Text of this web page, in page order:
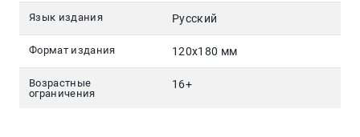
Язык издания Русский
Формат издания 120х180 мм
Возрастные
ограничения
16+